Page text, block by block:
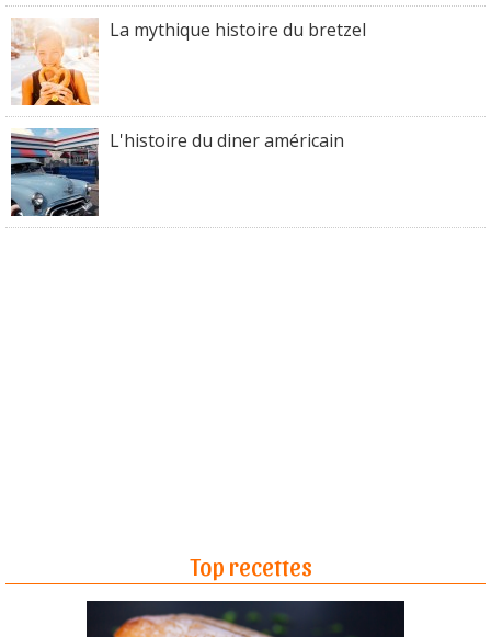
La mythique histoire du bretzel
L'histoire du diner américain
Top recettes